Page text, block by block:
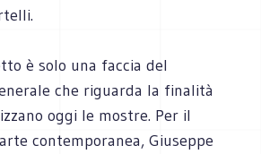
è solo una faccia del
che riguarda la finalità
oggi le mostre. Per il
contemporanea, Giuseppe